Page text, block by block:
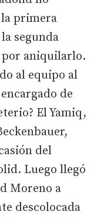
primera
segunda
aniquilarlo.
al equipo al
de
El Yamiq,
del
Luego llegó
Moreno a
descolocada